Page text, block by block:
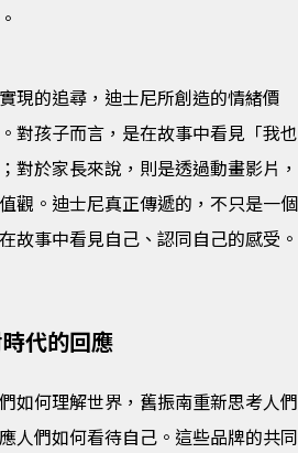
現的追尋，迪士尼所創造的情緒價
對孩子而言，是在故事中看見「我也
對於家長來說，則是透過動畫影片，
觀。迪士尼真正傳遞的，不只是一個
故事中看見自己、認同自己的感受。
代的回應
如何理解世界，舊振南重新思考人們
人們如何看待自己。這些品牌的共同